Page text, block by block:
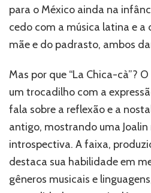
para o México ainda na
cedo com a música latina e
mãe e do padrasto, ambos
Mas por que “La Chica-cà”?
um trocadilho com a
fala sobre a reflexão e a
antigo, mostrando uma
introspectiva. A faixa,
destaca sua habilidade em
gêneros musicais e